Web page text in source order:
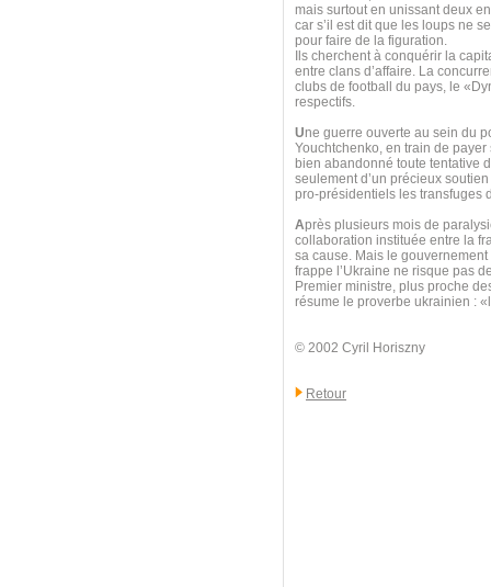
mais surtout en unissant deux
car s’il est dit que les loups ne
pour faire de la figuration.
Ils cherchent à conquérir la
entre clans d’affaire. La
clubs de football du pays, le
respectifs.
Une guerre ouverte au sein du
Youchtchenko, en train de
bien abandonné toute tentative
seulement d’un précieux
pro-présidentiels les transfuges
Après plusieurs mois de
collaboration instituée entre la
sa cause. Mais le
frappe l’Ukraine ne risque pas
Premier ministre, plus proche
résume le proverbe ukrainien :
© 2002 Cyril Horiszny
Retour